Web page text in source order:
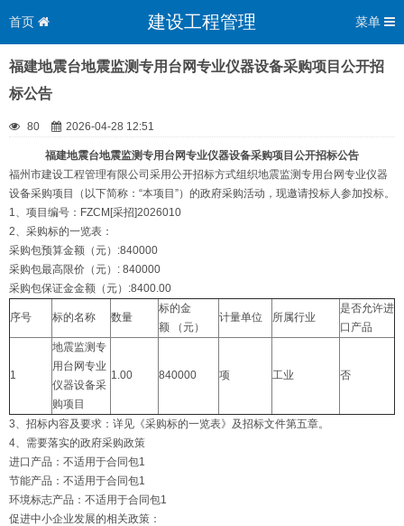
首页 建设工程管理 菜单
福建地震台地震监测专用台网专业仪器设备采购项目公开招
标公告
80 2026-04-28 12:51
福建地震台地震监测专用台网专业仪器设备采购项目 公开招标公告
福州市建设工程管理有限公司采用公开招标方式组织地震监测专用台网专业仪器
设备采购项目（以下简称：“本项目”）的政府采购活动，现邀请投标人参加投标。
1、项目编号：FZCM[采招]2026010
2、采购标的一览表：
采购包预算金额（元）:840000
采购包最高限价（元）: 840000
采购包保证金金额（元）:8400.00
序号 标的名称 数量
标的金
额 （元）
计量单位 所属行业
是否允许进
口产品
1
地震监测专
用台网专业
仪器设备采
购项目
1.00 840000 项 工业 否
3、招标内容及要求：详见《采购标的一览表》及招标文件第五章。
4、需要落实的政府采购政策
进口产品：不适用于合同包1
节能产品：不适用于合同包1
环境标志产品：不适用于合同包1
促进中小企业发展的相关政策：